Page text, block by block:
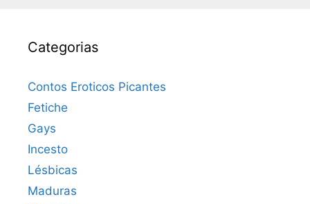
Categorias
Contos Eroticos Picantes
Fetiche
Gays
Incesto
Lésbicas
Maduras